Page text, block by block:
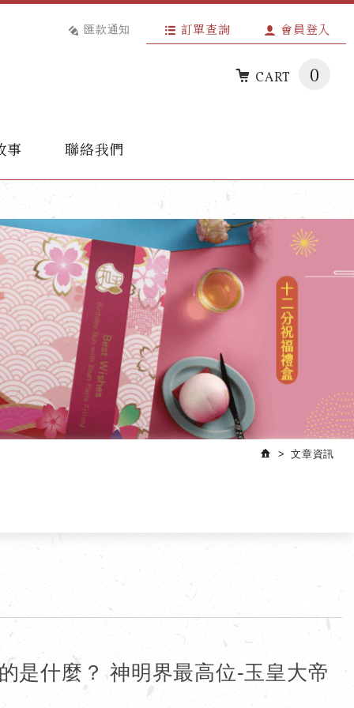
匯款通知 訂單查詢 會員登入
CART 0
事 聯絡我們
文章資訊
是什麼？ 神明界最高位-玉皇大帝